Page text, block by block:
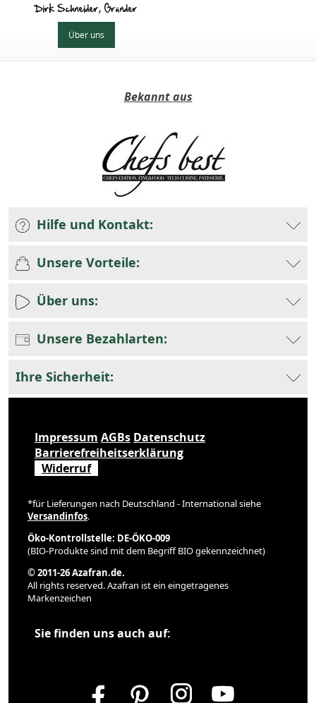
Dirk Schneider, Gründer
Über uns
Bekannt aus
Hilfe und Kontakt:
Unsere Vorteile:
Über uns:
Unsere Bezahlarten:
Ihre Sicherheit:
Impressum AGBs Datenschutz
Barrierefreiheitserklärung
Widerruf
*für Lieferungen nach Deutschland - International siehe
Versandinfos.
Öko-Kontrollstelle: DE-ÖKO-009
(BIO-Produkte sind mit dem Begriff BIO gekennzeichnet)
© 2011-26 Azafran.de.
All rights reserved. Azafran ist ein eingetragenes
Markenzeichen
Sie finden uns auch auf: